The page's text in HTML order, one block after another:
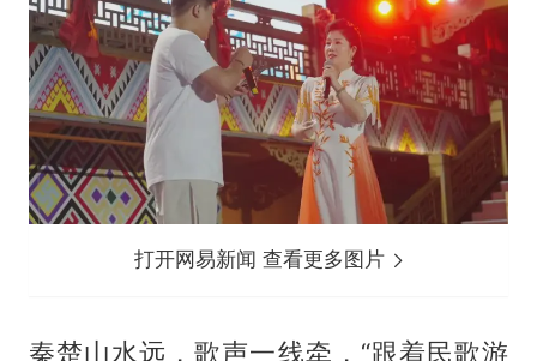
打开网易新闻 查看更多图片
秦楚山水远，歌声一线牵，“跟着民歌游